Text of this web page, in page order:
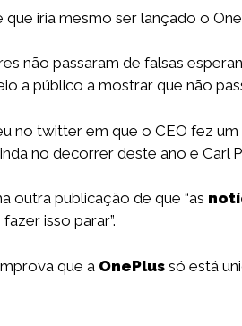
que iria mesmo ser lançado o
não passaram de falsas
a público a mostrar que não
no twitter em que o CEO fez
no decorrer deste ano e Carl
outra publicação de que “as
isso parar”.
que a OnePlus só está